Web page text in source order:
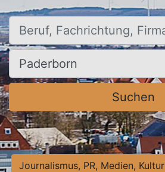
Beruf, Fachrichtung, Firma
Ort, Stadt
Suchen
Journalismus, PR, Medien, Kultur